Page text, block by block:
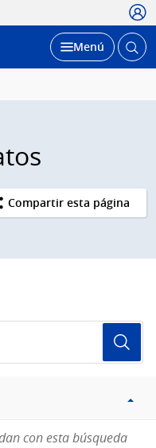
Desplegar
Menú Abrir
Compartir esta página
con esta búsqueda